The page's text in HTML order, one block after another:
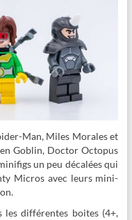
Man, Miles Morales et
Goblin, Doctor Octopus
un peu décalées qui
Micros avec leurs mini-
différentes boites (4+,